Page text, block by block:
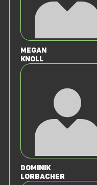
Megan
Knoll
Dominik
Lorbacher